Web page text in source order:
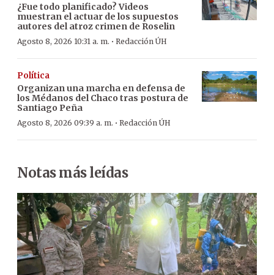
¿Fue todo planificado? Videos
muestran el actuar de los supuestos
autores del atroz crimen de Roselin
Agosto 8, 2026 10:31 a. m. · Redacción ÚH
Política
Organizan una marcha en defensa de
los Médanos del Chaco tras postura de
Santiago Peña
Agosto 8, 2026 09:39 a. m. · Redacción ÚH
Notas más leídas